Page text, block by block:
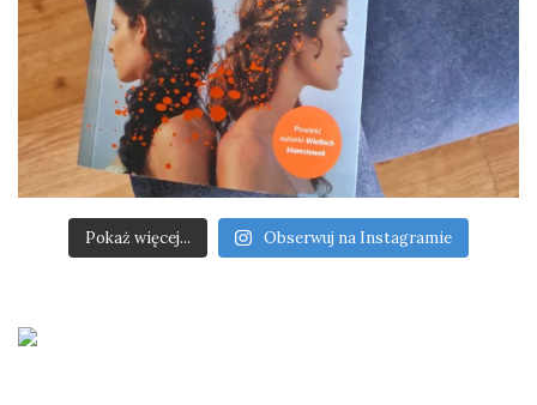
Pokaż więcej... Obserwuj na Instagramie